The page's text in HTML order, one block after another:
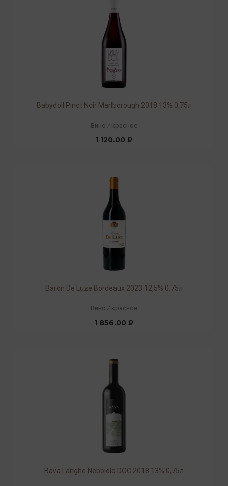
Babydoll Pinot Noir Marlborough 2018 13% 0,75л
Вино / красное
1 120.00 ₽
Baron De Luze Bordeaux 2023 12,5% 0,75л
Вино / красное
1 856.00 ₽
Bava Langhe Nebbiolo DOC 2018 13% 0,75л